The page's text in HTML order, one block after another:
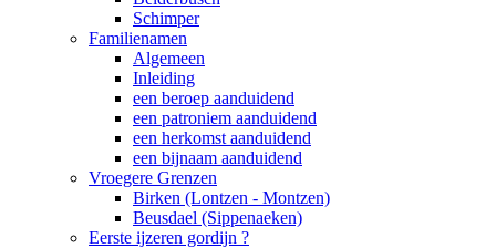
Schimper
Familienamen
Algemeen
Inleiding
een beroep aanduidend
een patroniem aanduidend
een herkomst aanduidend
een bijnaam aanduidend
Vroegere Grenzen
Birken (Lontzen - Montzen)
Beusdael (Sippenaeken)
Eerste ijzeren gordijn ?